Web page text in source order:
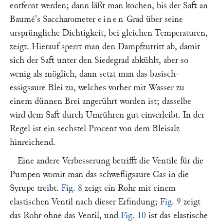
entfernt werden; dann läßt man kochen, bis der Saft an
Baumé's Saccharometer einen Grad über seine
ursprüngliche Dichtigkeit, bei gleichen Temperaturen,
zeigt. Hierauf sperrt man den Dampfzutritt ab, damit
sich der Saft unter den Siedegrad abkühlt, aber so
wenig als möglich, dann setzt man das basisch-
essigsaure Blei zu, welches vorher mit Wasser zu
einem dünnen Brei angerührt worden ist; dasselbe
wird dem Saft durch Umrühren gut einverleibt. In der
Regel ist ein sechstel Procent von dem Bleisalz
hinreichend.
Eine andere Verbesserung betrifft die Ventile für die
Pumpen womit man das schwefligsaure Gas in die
Syrupe treibt. Fig. 8 zeigt ein Rohr mit einem
elastischen Ventil nach dieser Erfindung; Fig. 9 zeigt
das Rohr ohne das Ventil, und Fig. 10 ist das elastische